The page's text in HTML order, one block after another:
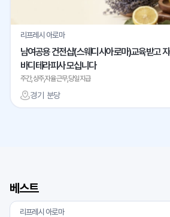
리프레시 아로마
남여공용 건전샵(스웨디시아로마)교육받고
바디테라피사 모십니다
주간,상주,자율근무,당일지급
경기 분당
베스트
리프레시 아로마